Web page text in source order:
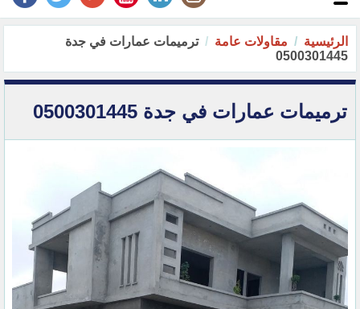
الرئيسية مقاولات عامة
ترميمات عمارات في جدة
0500301445
ترميمات عمارات في جدة 0500301445